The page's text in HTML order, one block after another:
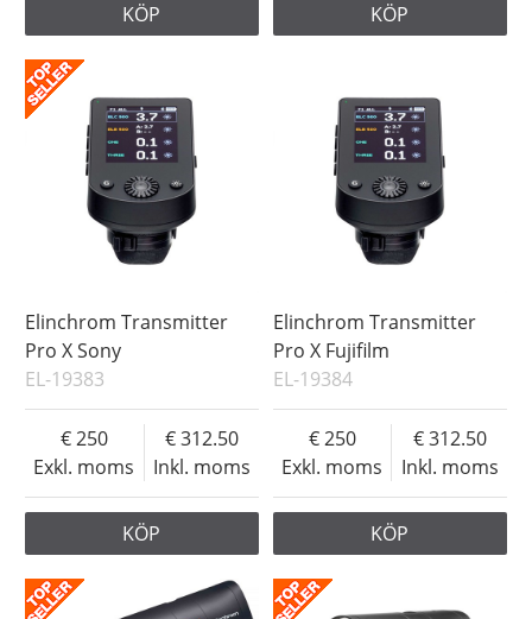
KÖP KÖP
Elinchrom Transmitter
Pro X Sony
EL-19383
Exkl. moms
250
Inkl. moms
312.50
KÖP
Elinchrom Transmitter
Pro X Fujifilm
EL-19384
Exkl. moms
250
Inkl. moms
312.50
KÖP